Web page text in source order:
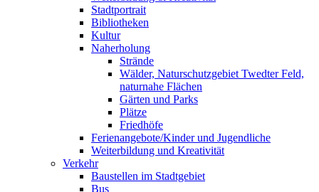
Stadtportrait
Bibliotheken
Kultur
Naherholung
Strände
Wälder, Naturschutzgebiet Twedter Feld,
naturnahe Flächen
Gärten und Parks
Plätze
Friedhöfe
Ferienangebote/Kinder und Jugendliche
Weiterbildung und Kreativität
Verkehr
Baustellen im Stadtgebiet
Bus